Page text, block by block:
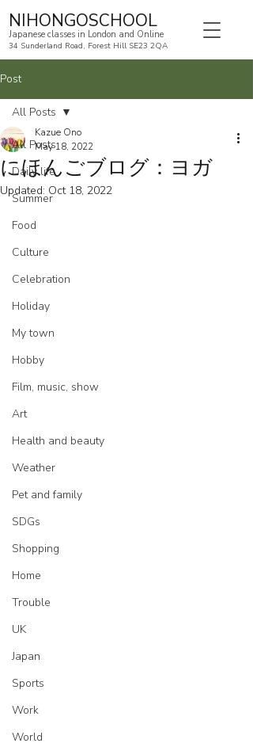
NIHONGOSCHOOL
Japanese classes in London and Online
34 Sunderland Road, Forest Hill SE23 2QA
Post
All Posts
Daily life
Summer
Food
Culture
Celebration
Holiday
My town
Hobby
Film, music, show
Art
Health and beauty
Weather
Pet and family
SDGs
Shopping
Home
Trouble
UK
Japan
Sports
Work
World
All Posts
にほんごブログ：ヨガ
Kazue Ono
May 18, 2022
Updated: Oct 18, 2022